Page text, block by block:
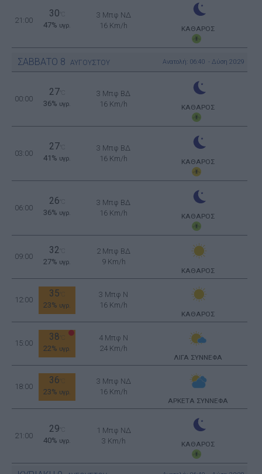
21:00
30
47% υγρ.
3 Μπφ ΝΔ
16 Km/h
ΚΑΘΑΡΟΣ
ΣΑΒΒΑΤΟ 8 ΑΥΓΟΥΣΤΟΥ Ανατολή: 06:40 - Δύση 20:29
00:00
27
36% υγρ.
3 Μπφ ΒΔ
16 Km/h
ΚΑΘΑΡΟΣ
03:00
27
41% υγρ.
3 Μπφ ΒΔ
16 Km/h
ΚΑΘΑΡΟΣ
06:00
26
36% υγρ.
3 Μπφ ΒΔ
16 Km/h
ΚΑΘΑΡΟΣ
09:00
32
27% υγρ.
2 Μπφ ΒΔ
9 Km/h
ΚΑΘΑΡΟΣ
12:00
35
23% υγρ.
3 Μπφ N
16 Km/h
ΚΑΘΑΡΟΣ
15:00
38
22% υγρ.
4 Μπφ N
24 Km/h
ΛΙΓΑ ΣΥΝΝΕΦΑ
18:00
36
23% υγρ.
3 Μπφ ΝΔ
16 Km/h
ΑΡΚΕΤΑ ΣΥΝΝΕΦΑ
21:00
29
40% υγρ.
1 Μπφ ΝΔ
3 Km/h
ΚΑΘΑΡΟΣ